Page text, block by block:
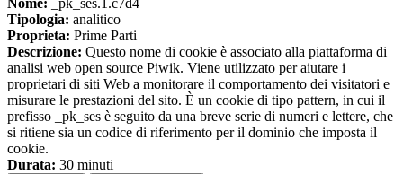
Nome: _pk_ses.1.c7d4
Tipologia: analitico
Proprieta: Prime Parti
Descrizione: Questo nome di cookie è associato alla piattaforma di
analisi web open source Piwik. Viene utilizzato per aiutare i
proprietari di siti Web a monitorare il comportamento dei visitatori e
misurare le prestazioni del sito. È un cookie di tipo pattern, in cui il
prefisso _pk_ses è seguito da una breve serie di numeri e lettere, che
si ritiene sia un codice di riferimento per il dominio che imposta il
cookie.
Durata: 30 minuti